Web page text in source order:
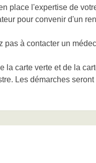
place l'expertise de
pour convenir d'un
pas à contacter un
la carte verte et de la
Les démarches